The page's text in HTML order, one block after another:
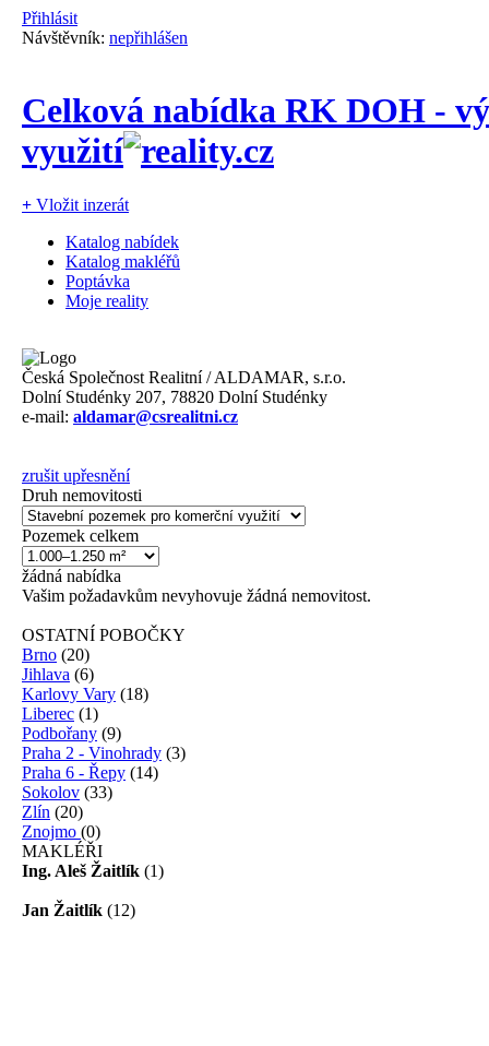
Přihlásit
Návštěvník: nepřihlášen
Celková nabídka RK DOH -
využití
+ Vložit inzerát
Katalog nabídek
Katalog makléřů
Poptávka
Moje reality
Česká Společnost Realitní / ALDAMAR, s.r.o.
Dolní Studénky 207, 78820 Dolní Studénky
e-mail: aldamar@csrealitni.cz
zrušit upřesnění
Druh nemovitosti
Pozemek celkem
žádná nabídka
Vašim požadavkům nevyhovuje žádná nemovitost.
OSTATNÍ POBOČKY
Brno (20)
Jihlava (6)
Karlovy Vary (18)
Liberec (1)
Podbořany (9)
Praha 2 - Vinohrady (3)
Praha 6 - Řepy (14)
Sokolov (33)
Zlín (20)
Znojmo (0)
MAKLÉŘI
Ing. Aleš Žaitlík (1)
Jan Žaitlík (12)